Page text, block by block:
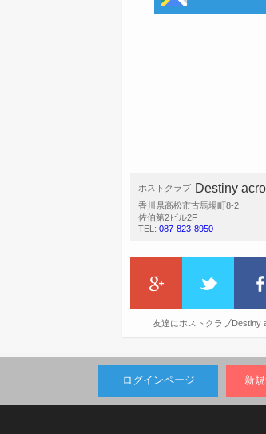
ホストクラブ Destiny acro
香川県高松市古馬場町8-2
佐伯第2ビル2F
TEL: 087-823-8950
友達にホストクラブDestiny
ログインページ 新